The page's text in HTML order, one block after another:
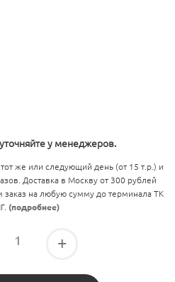
у менеджеров.
же или следующий день (от 15 т.р.) и
Доставка в Москву от 300 рублей
заказ на любую сумму до терминала ТК
(подробнее)
+